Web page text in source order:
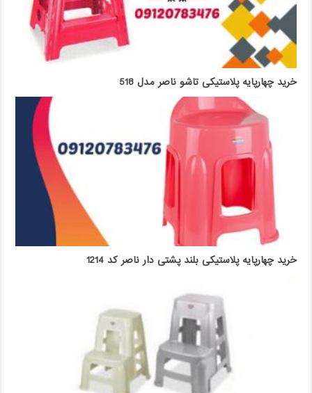
خرید چهارپایه پلاستیکی تاشو ناصر مدل 518
خرید چهارپایه پلاستیکی بلند پشتی دار ناصر کد 1214